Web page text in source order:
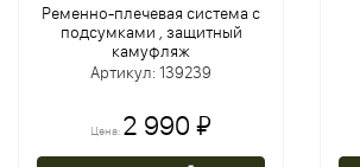
Ременно-плечевая система с
подсумками , защитный
камуфляж
Артикул: 139239
Цена: 2 990 ₽